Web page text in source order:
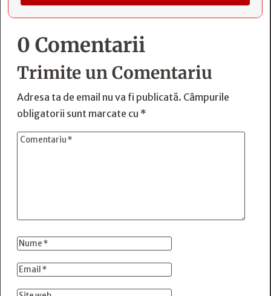
0 Comentarii
Trimite un Comentariu
Adresa ta de email nu va fi publicată. Câmpurile
obligatorii sunt marcate cu *